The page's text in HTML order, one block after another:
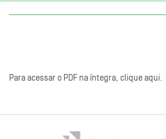
Para acessar o PDF na íntegra, clique aqui.